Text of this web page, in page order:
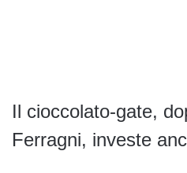
Il cioccolato-gate,
Ferragni, investe